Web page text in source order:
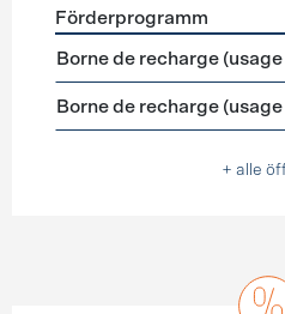
Förderprogramme
Förderprogramm
Borne de recharge
Borne de recharge
+ alle